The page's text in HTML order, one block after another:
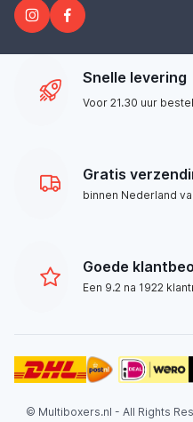
Snelle levering
Voor 21.30 uur
Gratis
binnen Nederland
Goede
Een 9.2 na 1922
© Multiboxers.nl - All Rights